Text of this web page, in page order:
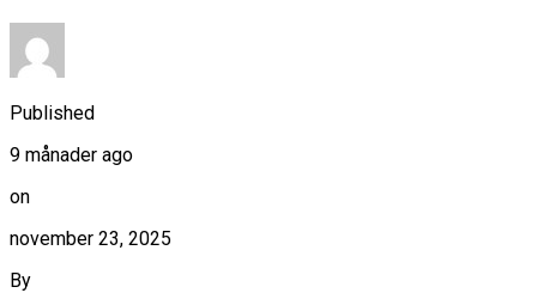
Published
9 månader ago
on
november 23, 2025
By